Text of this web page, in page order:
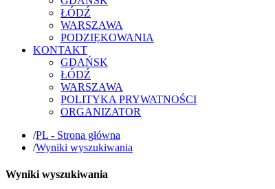
ŁÓDŹ
WARSZAWA
PODZIĘKOWANIA
KONTAKT
GDAŃSK
ŁÓDŹ
WARSZAWA
POLITYKA PRYWATNOŚCI
ORGANIZATOR
/PL - Strona główna
/Wyniki wyszukiwania
Wyniki wyszukiwania